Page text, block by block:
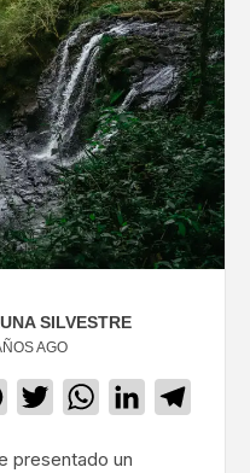
SILVESTRE
AGO
Facebook
TwitterWhatsApp
LinkedIn
presentado un